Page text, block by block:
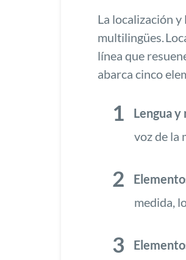
La localización
multilingües.
línea que
abarca cinco
Lengua y
voz de la
medida,